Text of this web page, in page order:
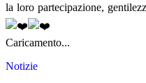
la loro partecipazione,
Caricamento...
Notizie